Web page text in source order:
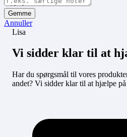
Gemme
Annuller
Lisa
Vi sidder klar til at
Har du spørgsmål til vores
andet? Vi sidder klar til at hjælpe